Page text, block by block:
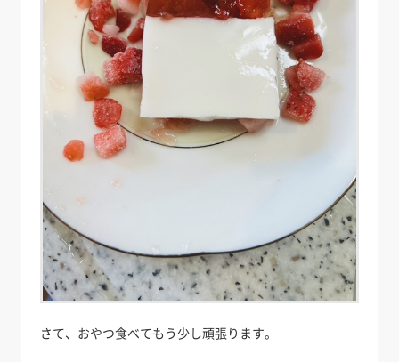
さて、おやつ食べてもう少し頑張ります。